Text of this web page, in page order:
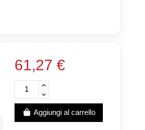
61,27 €
Aggiungi al carrello